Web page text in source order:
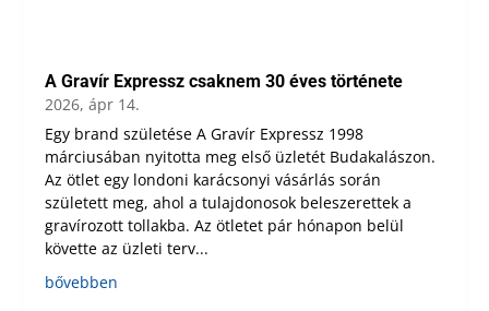
A Gravír Expressz csaknem 30 éves története
2026, ápr 14.
Egy brand születése A Gravír Expressz 1998
márciusában nyitotta meg első üzletét Budakalászon.
Az ötlet egy londoni karácsonyi vásárlás során
született meg, ahol a tulajdonosok beleszerettek a
gravírozott tollakba. Az ötletet pár hónapon belül
követte az üzleti terv...
bővebben